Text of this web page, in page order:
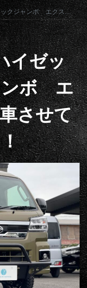
クジャンボ エクストラ
ゼッ
ンボ エ
させて